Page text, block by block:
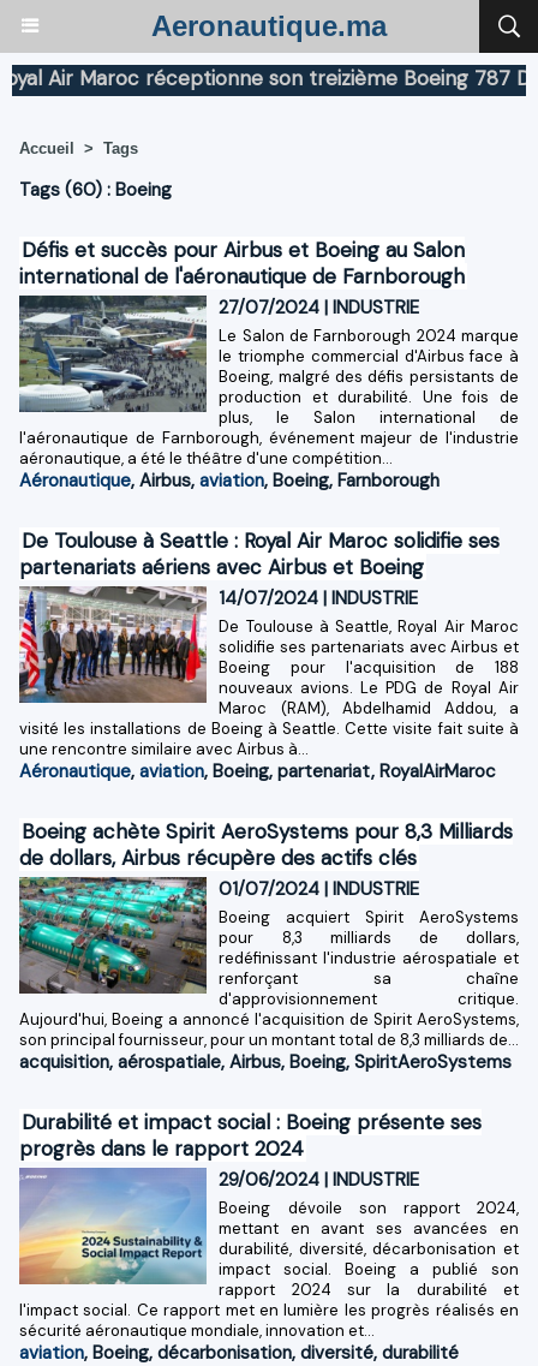
Aeronautique.ma
Air Maroc réceptionne son treizième Boeing 787
Accueil > Tags
Tags (60) : Boeing
Défis et succès pour Airbus et Boeing au Salon
international de l'aéronautique de Farnborough
27/07/2024 |INDUSTRIE
Le Salon de Farnborough 2024 marque
le triomphe commercial d'Airbus face à
Boeing, malgré des défis persistants de
production et durabilité. Une fois de
plus, le Salon international de
l'aéronautique de Farnborough, événement majeur de l'industrie
aéronautique, a été le théâtre d'une compétition...
Aéronautique, Airbus, aviation, Boeing, Farnborough
De Toulouse à Seattle : Royal Air Maroc solidifie ses
partenariats aériens avec Airbus et Boeing
14/07/2024 |INDUSTRIE
De Toulouse à Seattle, Royal Air Maroc
solidifie ses partenariats avec Airbus et
Boeing pour l'acquisition de 188
nouveaux avions. Le PDG de Royal Air
Maroc (RAM), Abdelhamid Addou, a
visité les installations de Boeing à Seattle. Cette visite fait suite à
une rencontre similaire avec Airbus à...
Aéronautique, aviation, Boeing, partenariat, RoyalAirMaroc
Boeing achète Spirit AeroSystems pour 8,3 Milliards
de dollars, Airbus récupère des actifs clés
01/07/2024 |INDUSTRIE
Boeing acquiert Spirit AeroSystems
pour 8,3 milliards de dollars,
redéfinissant l'industrie aérospatiale et
renforçant sa chaîne
d'approvisionnement critique.
Aujourd'hui, Boeing a annoncé l'acquisition de Spirit AeroSystems,
son principal fournisseur, pour un montant total de 8,3 milliards de...
acquisition, aérospatiale, Airbus, Boeing, SpiritAeroSystems
Durabilité et impact social : Boeing présente ses
progrès dans le rapport 2024
29/06/2024 |INDUSTRIE
Boeing dévoile son rapport 2024,
mettant en avant ses avancées en
durabilité, diversité, décarbonisation et
impact social. Boeing a publié son
rapport 2024 sur la durabilité et
l'impact social. Ce rapport met en lumière les progrès réalisés en
sécurité aéronautique mondiale, innovation et...
aviation, Boeing, décarbonisation, diversité, durabilité